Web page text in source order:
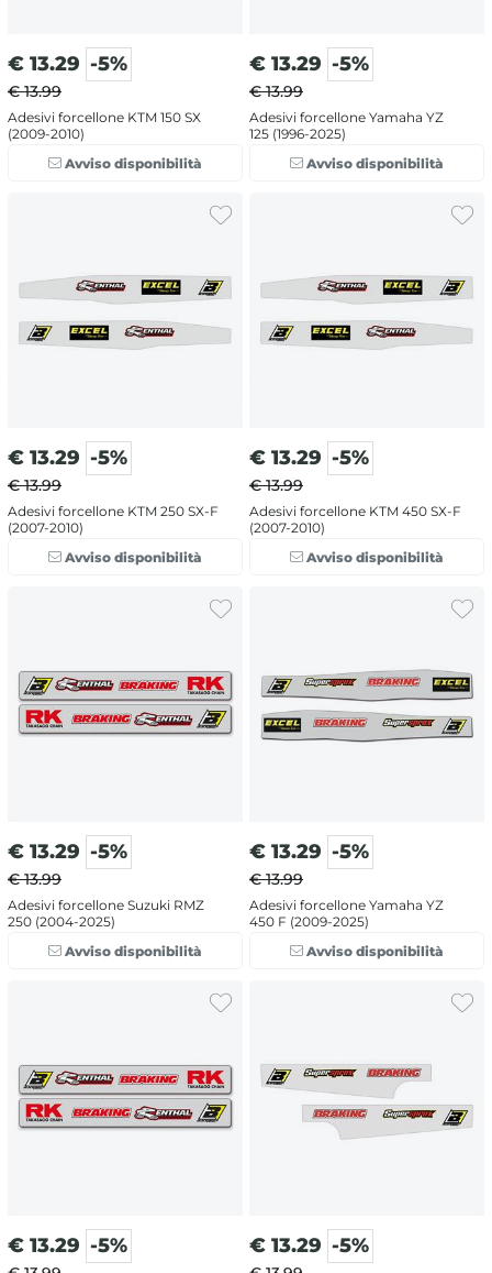
€ 13.29 -5%
€ 13.99
Adesivi forcellone KTM 150 SX
(2009-2010)
Avviso disponibilità
€ 13.29 -5%
€ 13.99
Adesivi forcellone Yamaha YZ
125 (1996-2025)
Avviso disponibilità
€ 13.29 -5%
€ 13.99
Adesivi forcellone KTM 250 SX-F
(2007-2010)
Avviso disponibilità
€ 13.29 -5%
€ 13.99
Adesivi forcellone KTM 450 SX-F
(2007-2010)
Avviso disponibilità
€ 13.29 -5%
€ 13.99
Adesivi forcellone Suzuki RMZ
250 (2004-2025)
Avviso disponibilità
€ 13.29 -5%
€ 13.99
Adesivi forcellone Yamaha YZ
450 F (2009-2025)
Avviso disponibilità
€ 13.29 -5% € 13.29 -5%